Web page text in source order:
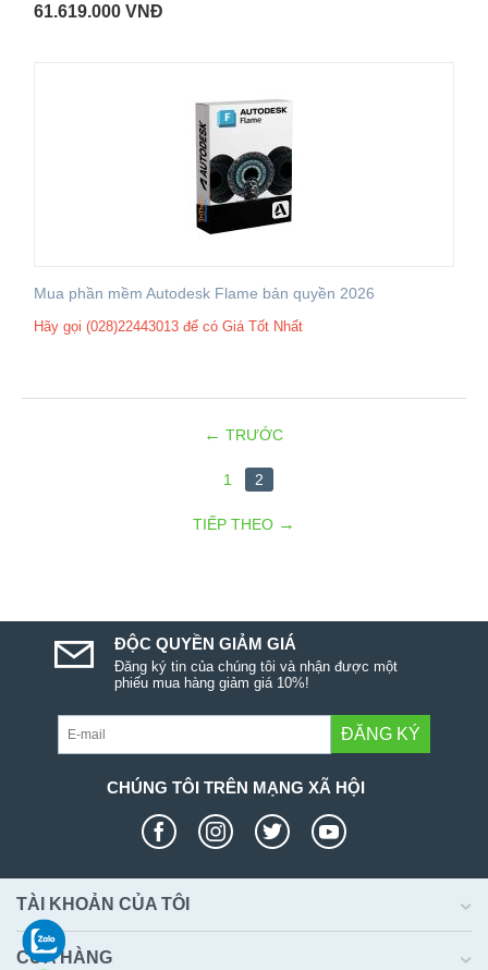
61.619.000 VNĐ
Mua phần mềm Autodesk Flame bản quyền 2026
Hãy gọi (028)22443013 để có Giá Tốt Nhất
TRƯỚC
1 2
TIẾP THEO
ĐỘC QUYỀN GIẢM GIÁ
Đăng ký tin của chúng tôi và nhận được một
phiếu mua hàng giảm giá 10%!
ĐĂNG KÝ
CHÚNG TÔI TRÊN MẠNG XÃ HỘI
TÀI KHOẢN CỦA TÔI
CỬA HÀNG